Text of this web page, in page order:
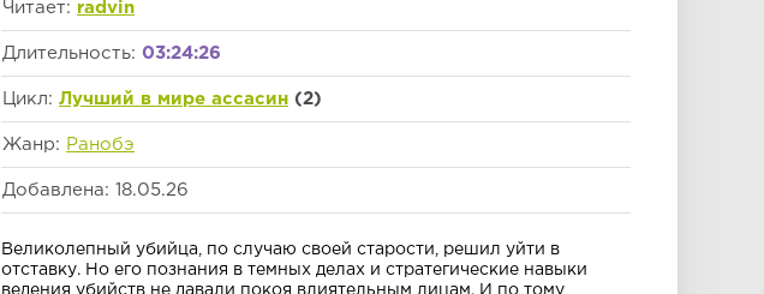
Читает: radvin
Длительность: 03:24:26
Цикл: Лучший в мире ассасин (2)
Жанр: Ранобэ
Добавлена: 18.05.26
Великолепный убийца, по случаю своей старости, решил уйти в
отставку. Но его познания в темных делах и стратегические навыки
ведения убийств не давали покоя влиятельным лицам. И по тому